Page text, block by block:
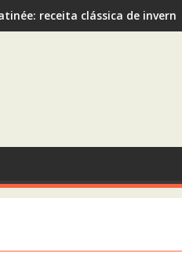
receita clássica de
Gengibre: A Escolha Saudável